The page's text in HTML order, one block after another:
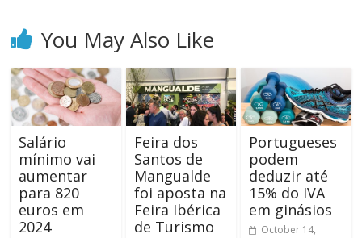
You May Also Like
Salário
mínimo vai
aumentar
para 820
euros em
2024
Feira dos
Santos de
Mangualde
foi aposta na
Feira Ibérica
de Turismo
Portugueses
podem
deduzir até
15% do IVA
em ginásios
October 14,